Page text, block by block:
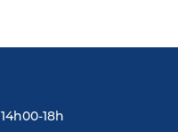
14h00-18h